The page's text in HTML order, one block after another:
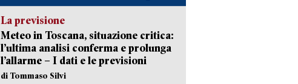
La previsione
Meteo in Toscana, situazione critica:
l’ultima analisi conferma e prolunga
l’allarme – I dati e le previsioni
di Tommaso Silvi